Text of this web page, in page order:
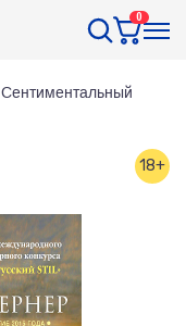
0
Сентиментальный
18+